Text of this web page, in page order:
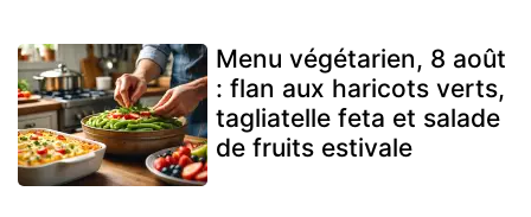
Menu végétarien, 8 août
: flan aux haricots verts,
tagliatelle feta et salade
de fruits estivale